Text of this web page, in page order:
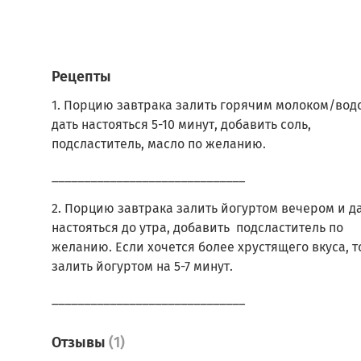
впитывает влагу.
В нашем ассортименте есть целая линейка
полезных завтраков с разными вкусами.
Подробнее можно ознакомиться с ними в
Рецепты
1. Порцию завтрака залить горячим молоком/
дать настояться 5-10 минут, добавить соль,
подсластитель, масло по желанию.
2. Порцию завтрака залить йогуртом вечером и
настояться до утра, добавить подсластитель по
желанию. Если хочется более хрустящего вкуса,
залить йогуртом на 5-7 минут.
Отзывы(1)